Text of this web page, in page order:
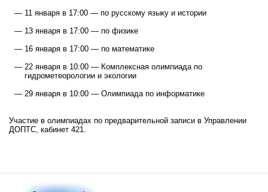
— 11 января в 17:00 — по русскому языку и истории
— 13 января в 17:00 — по физике
— 16 января в 17:00 — по математике
— 22 января в 10:00 — Комплексная олимпиада по
гидрометеорологии и экологии
— 29 января в 10:00 — Олимпиада по информатике
Участие в олимпиадах по предварительной записи в Управлении
ДОПТС, кабинет 421.